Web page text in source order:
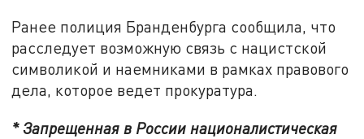
Ранее полиция Бранденбурга сообщила, что
расследует возможную связь с нацистской
символикой и наемниками в рамках правового
дела, которое ведет прокуратура.
* Запрещенная в России националистическая